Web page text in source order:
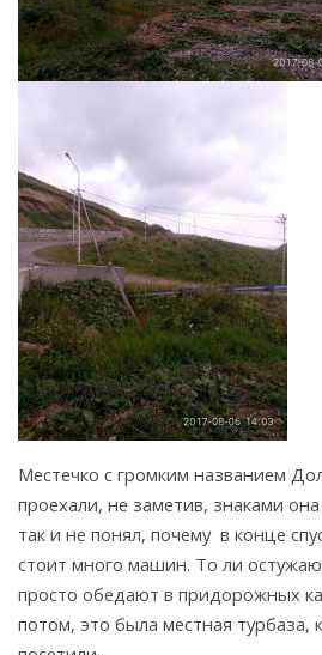
Местечко с громким названием
проехали, не заметив, знаками
так и не понял, почему в конце
стоит много машин. То ли
просто обедают в придорожных
потом, это была местная